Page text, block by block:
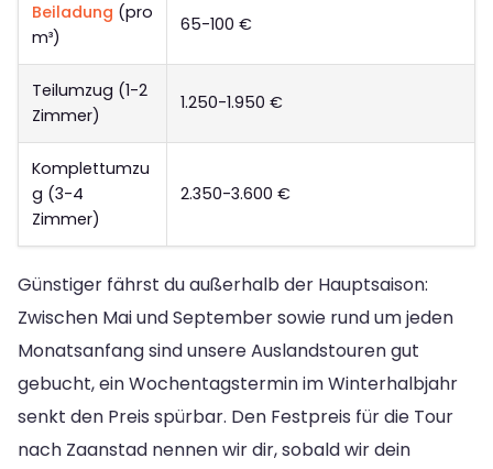
Beiladung (pro
m³)
65-100 €
Teilumzug (1-2
Zimmer)
1.250-1.950 €
Komplettumzu
g (3-4
Zimmer)
2.350-3.600 €
Günstiger fährst du außerhalb der Hauptsaison:
Zwischen Mai und September sowie rund um jeden
Monatsanfang sind unsere Auslandstouren gut
gebucht, ein Wochentagstermin im Winterhalbjahr
senkt den Preis spürbar. Den Festpreis für die Tour
nach Zaanstad nennen wir dir, sobald wir dein